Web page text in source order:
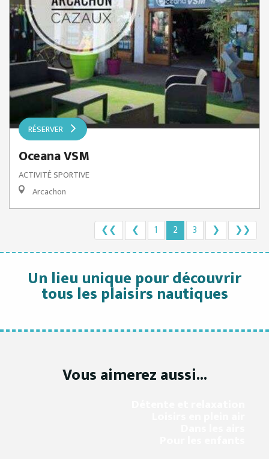
RÉSERVER
Oceana VSM
ACTIVITÉ SPORTIVE
Arcachon
❮❮ ❮ 1 2 3 ❯ ❯❯
Un lieu unique pour découvrir
tous les plaisirs nautiques
Vous aimerez aussi...